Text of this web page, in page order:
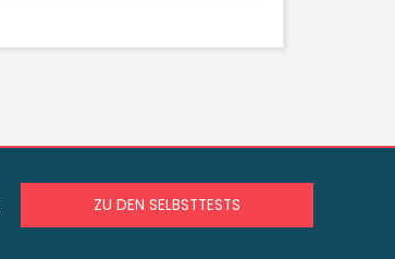
ZU DEN SELBSTTESTS